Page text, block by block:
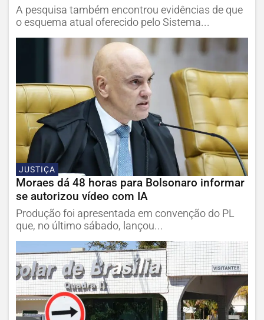
A pesquisa também encontrou evidências de que
o esquema atual oferecido pelo Sistema...
JUSTIÇA
Moraes dá 48 horas para Bolsonaro informar
se autorizou vídeo com IA
Produção foi apresentada em convenção do PL
que, no último sábado, lançou...